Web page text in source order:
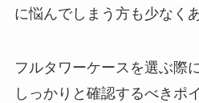
に悩んでしまう方も少なく
フルタワーケースを選ぶ際
しっかりと確認するべきポ